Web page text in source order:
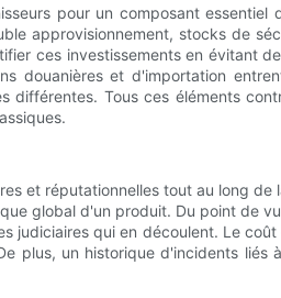
pour un composant essentiel
approvisionnement, stocks de
ces investissements en évitant
douanières et d'importation
différentes. Tous ces éléments
et réputationnelles tout au long
global d'un produit. Du point de
judiciaires qui en découlent. Le
plus, un historique d'incidents liés